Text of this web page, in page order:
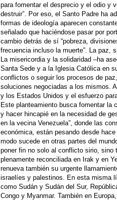
para fomentar el desprecio y el odio y
destruir”. Por eso, el Santo Padre ha
formas de ideología aparecen
señalado que haciéndose pasar por
cambio detrás de sí “pobreza,
frecuencia incluso la muerte”. La paz,
La misericordia y la solidaridad –ha
Santa Sede y a la Iglesia Católica en
conflictos o seguir los procesos de
soluciones negociadas a los mismos.
y los Estados Unidos y el esfuerzo
Este planteamiento busca fomentar la
y hacer hincapié en la necesidad de
en la vecina Venezuela”, donde las
económica, están pesando desde
modo sucede en otras partes del
poner fin no solo al conflicto sirio, sino
plenamente reconciliada en Irak y en
renueva también su urgente
israelíes y palestinos. En esta misma
como Sudán y Sudán del Sur,
Congo y Myanmar. También en